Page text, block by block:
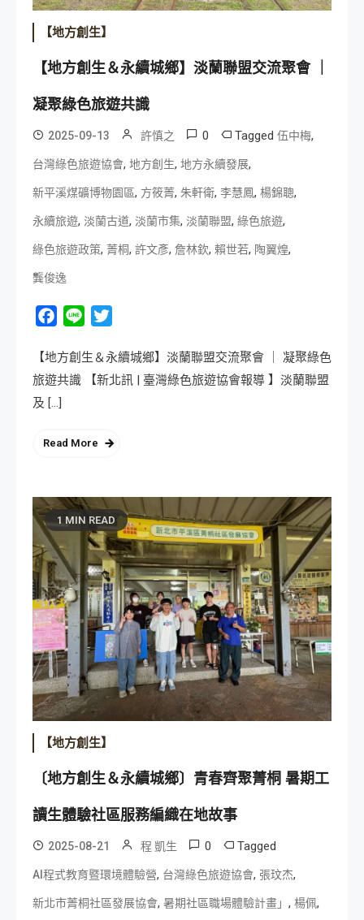
【地方創生】
【地方創生＆永續城鄉】淡蘭聯盟交流聚會 ｜
凝聚綠色旅遊共識
2025-09-13 許慎之 0 Tagged 伍中梅,
台灣綠色旅遊協會, 地方創生, 地方永續發展,
新平溪煤礦博物園區, 方筱菁, 朱軒衛, 李慧鳳, 楊錦聰,
永續旅遊, 淡蘭古道, 淡蘭市集, 淡蘭聯盟, 綠色旅遊,
綠色旅遊政策, 菁桐, 許文彥, 詹林欽, 賴世若, 陶翼煌,
龔俊逸
Facebook
Line
【地方創生＆永續城鄉】淡蘭聯盟交流聚會 ｜ 凝聚綠色
旅遊共識 【新北訊 | 臺灣綠色旅遊協會報導 】淡蘭聯盟
及 […]
Read More
1 MIN READ
【地方創生】
〔地方創生＆永續城鄉〕青春齊聚菁桐 暑期工
讀生體驗社區服務編織在地故事
2025-08-21 程 凱生 0 Tagged
AI程式教育暨環境體驗營, 台灣綠色旅遊協會, 張玟杰,
新北市菁桐社區發展協會, 暑期社區職場體驗計畫」 , 楊佩,